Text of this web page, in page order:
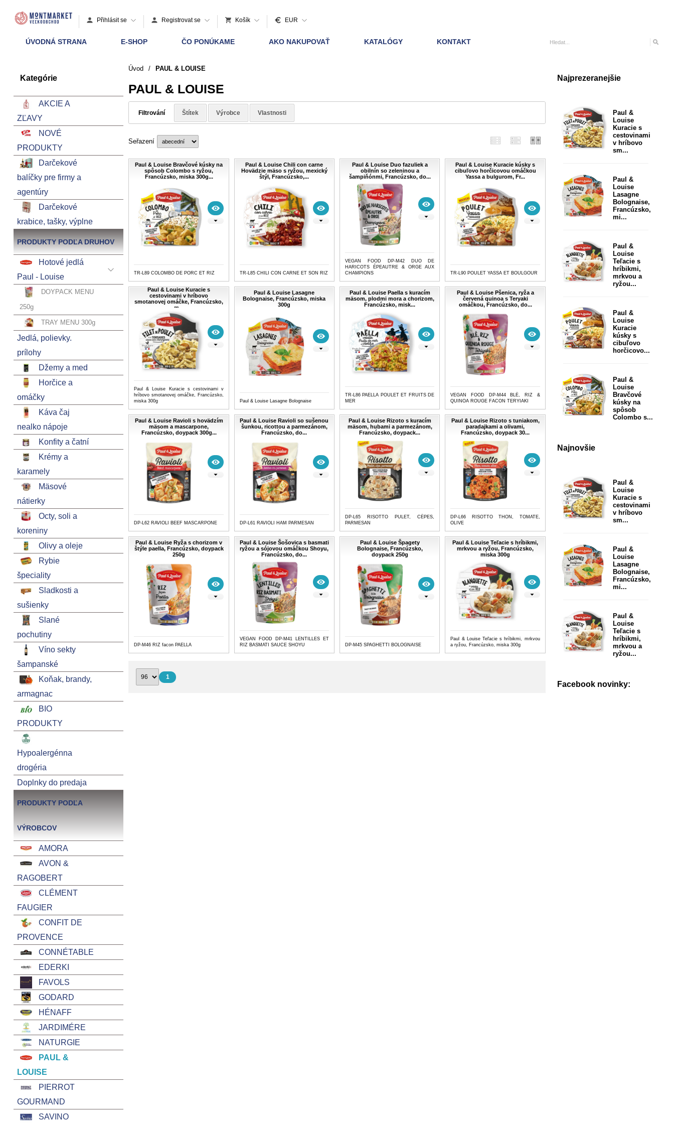
Přihlásit se Registrovat se Košík EUR
ÚVODNÁ STRANA E-SHOP ČO PONÚKAME AKO NAKUPOVAŤ KATALÓGY KONTAKT
Kategórie
AKCIE A
ZĽAVY
NOVÉ
PRODUKTY
Darčekové
balíčky pre firmy a
agentúry
Darčekové
krabice, tašky, výplne
PRODUKTY PODĽA DRUHOV
Hotové jedlá
Paul - Louise
DOYPACK MENU
250g
TRAY MENU 300g
Jedlá, polievky.
prílohy
Džemy a med
Horčice a
omáčky
Káva čaj
nealko nápoje
Konfity a čatní
Krémy a
karamely
Mäsové
nátierky
Octy, soli a
koreniny
Olivy a oleje
Rybie
špeciality
Sladkosti a
sušienky
Slané
pochutiny
Víno sekty
šampanské
Koňak, brandy,
armagnac
BIO
PRODUKTY
Hypoalergénna
drogéria
Doplnky do predaja
PRODUKTY PODĽA
VÝROBCOV
AMORA
AVON &
RAGOBERT
CLÉMENT
FAUGIER
CONFIT DE
PROVENCE
CONNÉTABLE
EDERKI
FAVOLS
GODARD
HÉNAFF
JARDIMÉRE
NATURGIE
PAUL &
LOUISE
PIERROT
GOURMAND
SAVINO
Najprezeranejšie
Paul &
Louise
Kuracie s
cestovinami
v hríbovo
sm...
Paul &
Louise
Lasagne
Bolognaise,
Francúzsko,
mi...
Paul &
Louise
Teľacie s
hríbikmi,
mrkvou a
ryžou...
Paul &
Louise
Kuracie
kúsky s
cibuľovo
horčicovo...
Paul &
Louise
Bravčové
kúsky na
spôsob
Colombo s...
Najnovšie
Paul &
Louise
Kuracie s
cestovinami
v hríbovo
sm...
Paul &
Louise
Lasagne
Bolognaise,
Francúzsko,
mi...
Paul &
Louise
Teľacie s
hríbikmi,
mrkvou a
ryžou...
Facebook novinky:
Úvod / PAUL & LOUISE
PAUL & LOUISE
Filtrování Štítek Výrobce Vlastnosti
Seřazení
Paul & Louise Bravčové kúsky na
spôsob Colombo s ryžou,
Francúzsko, miska 300g...
TR-L89 COLOMBO DE PORC ET RIZ
Paul & Louise Chili con carne
Hovädzie mäso s ryžou, mexický
štýl, Francúzsko,...
TR-L85 CHILI CON CARNE ET SON RIZ
Paul & Louise Duo fazuliek a
obilnín so zeleninou a
šampiňónmi, Francúzsko, do...
VEGAN FOOD DP-M42 DUO DE
HARICOTS ÉPEAUTRE & ORGE AUX
CHAMPIONS
Paul & Louise Kuracie kúsky s
cibuľovo horčicovou omáčkou
Yassa a bulgurom, Fr...
TR-L90 POULET YASSA ET BOULGOUR
Paul & Louise Kuracie s
cestovinami v hríbovo
smotanovej omáčke, Francúzsko,
m...
Paul & Louise Kuracie s cestovinami v
hríbovo smotanovej omáčke, Francúzsko,
miska 300g
Paul & Louise Lasagne
Bolognaise, Francúzsko, miska
300g
Paul & Louise Lasagne Bolognaise
Paul & Louise Paella s kuracím
mäsom, plodmi mora a chorizom,
Francúzsko, misk...
TR-L86 PAELLA POULET ET FRUITS DE
MER
Paul & Louise Pšenica, ryža a
červená quinoa s Teryaki
omáčkou, Francúzsko, do...
VEGAN FOOD DP-M44 BLÉ, RIZ &
QUINOA ROUGE FACON TERYIAKI
Paul & Louise Ravioli s hovädzím
mäsom a mascarpone,
Francúzsko, doypack 300g...
DP-L62 RAVIOLI BEEF MASCARPONE
Paul & Louise Ravioli so sušenou
šunkou, ricottou a parmezánom,
Francúzsko, do...
DP-L61 RAVIOLI HAM PARMESAN
Paul & Louise Rizoto s kuracím
mäsom, hubami a parmezánom,
Francúzsko, doypack...
DP-L65 RISOTTO PULET, CÉPES,
PARMESAN
Paul & Louise Rizoto s tuniakom,
paradajkami a olivami,
Francúzsko, doypack 30...
DP-L66 RISOTTO THON, TOMATE,
OLIVE
Paul & Louise Ryža s chorizom v
štýle paella, Francúzsko, doypack
250g
DP-M46 RIZ facon PAELLA
Paul & Louise Šošovica s basmati
ryžou a sójovou omáčkou Shoyu,
Francúzsko, do...
VEGAN FOOD DP-M41 LENTILLES ET
RIZ BASMATI SAUCE SHOYU
Paul & Louise Špagety
Bolognaise, Francúzsko,
doypack 250g
DP-M45 SPAGHETTI BOLOGNAISE
Paul & Louise Teľacie s hríbikmi,
mrkvou a ryžou, Francúzsko,
miska 300g
Paul & Louise Teľacie s hríbikmi, mrkvou
a ryžou, Francúzsko, miska 300g
1